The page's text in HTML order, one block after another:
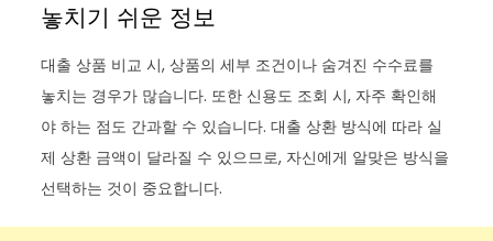
놓치기 쉬운 정보
대출 상품 비교 시, 상품의 세부 조건이나 숨겨진 수수료를
놓치는 경우가 많습니다. 또한 신용도 조회 시, 자주 확인해
야 하는 점도 간과할 수 있습니다. 대출 상환 방식에 따라 실
제 상환 금액이 달라질 수 있으므로, 자신에게 알맞은 방식을
선택하는 것이 중요합니다.